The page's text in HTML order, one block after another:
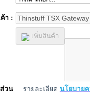
า :
เพิ่มสินค้า
วน
รายละเอียด นโยบาย